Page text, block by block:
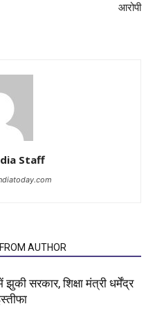
आरोपी
Staff
AUTHOR
झुकी सरकार, शिक्षा मंत्री धर्मेंद्र